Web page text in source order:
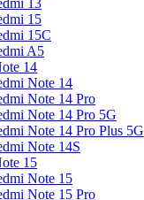
15
15C
A5
14
Note 14
Note 14 Pro
Note 14 Pro 5G
Note 14 Pro Plus 5G
Note 14S
15
Note 15
Note 15 Pro